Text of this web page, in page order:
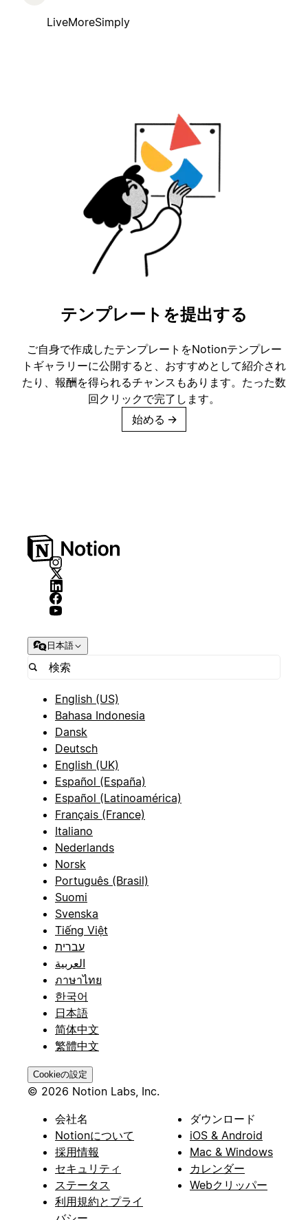
LiveMoreSimply
テンプレートを提出する
ご自身で作成したテンプレートをNotionテンプレー
トギャラリーに公開すると、おすすめとして紹介され
たり、報酬を得られるチャンスもあります。たった数
回クリックで完了します。
始める →
日本語
English (US)
Bahasa Indonesia
Dansk
Deutsch
English (UK)
Español (España)
Español (Latinoamérica)
Français (France)
Italiano
Nederlands
Norsk
Português (Brasil)
Suomi
Svenska
Tiếng Việt
עברית
العربية
ภาษาไทย
한국어
日本語
简体中文
繁體中文
Cookieの設定
© 2026 Notion Labs, Inc.
会社名
Notionについて
採用情報
セキュリティ
ステータス
利用規約とプライ
ダウンロード
iOS & Android
Mac & Windows
カレンダー
Webクリッパー